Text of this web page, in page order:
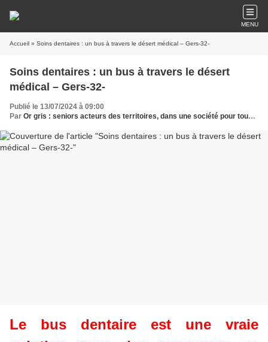
MENU
Accueil » Soins dentaires : un bus à travers le désert médical – Gers-32-
Soins dentaires : un bus à travers le désert
médical – Gers-32-
Publié le 13/07/2024 à 09:00
Par Or gris : seniors acteurs des territoires, dans une société pour tous les âges
Le bus dentaire est une vraie